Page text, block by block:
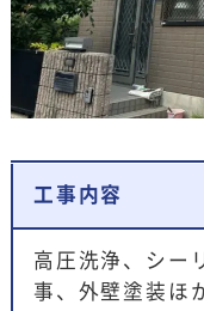
工事内容
高圧洗浄、シー
事、外壁塗装ほ